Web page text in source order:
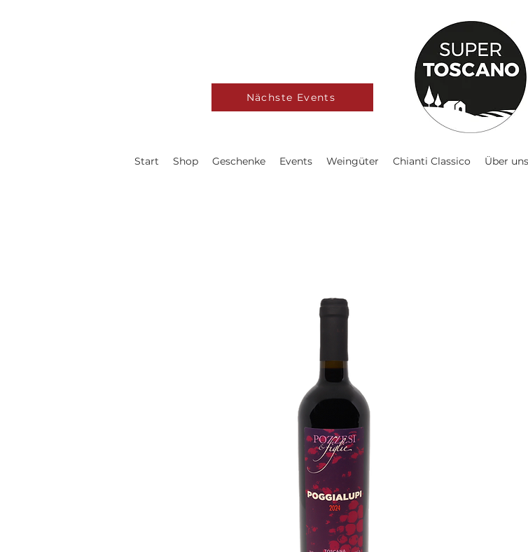
Nächste Events
Start Shop Geschenke Events Weingüter Chianti Classico Über uns